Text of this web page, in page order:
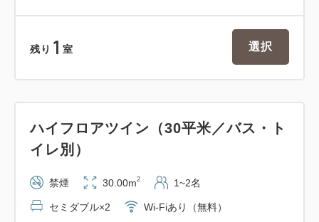
・川崎市内
（川崎大師平間寺、藤子・Ｆ・不二雄ミュージア
ム）
・関内駅
根岸線直通京浜東北線で6駅 約18分
残り 1 室 選択
ハイフロアツイン（30平米／バス・ト
イレ別）
禁煙 30.00m2 1~2名
セミダブル×2 Wi-Fiあり（無料）